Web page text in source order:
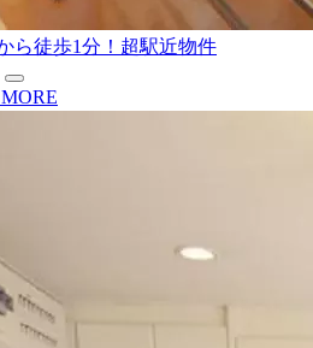
ら徒歩1分！超駅近物件